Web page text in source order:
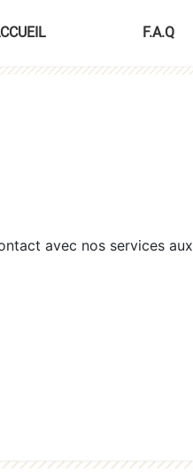
F.A.Q
avec nos services aux